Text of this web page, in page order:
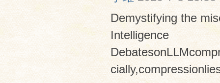
Demystifying the
Intelligence